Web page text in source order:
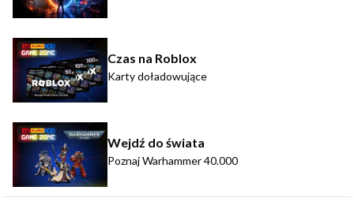
Czas na Roblox
Karty doładowujące
Wejdź do świata
Poznaj Warhammer 40.000